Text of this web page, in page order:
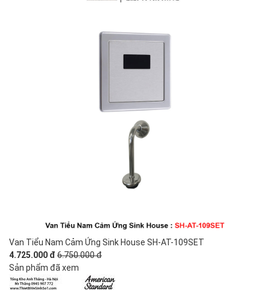
Van Tiểu Nam Cảm Ứng Sink House SH-AT-109SET
4.725.000 đ 6.750.000 đ
Sản phẩm đã xem